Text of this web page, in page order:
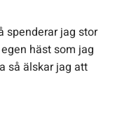
spenderar jag stor
häst som jag
så älskar jag att